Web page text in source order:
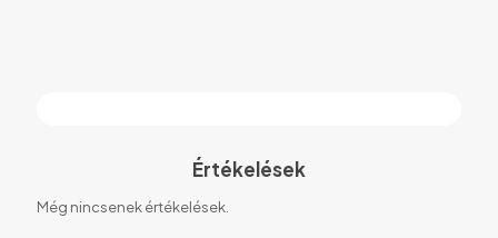
Értékelések
Még nincsenek értékelések.